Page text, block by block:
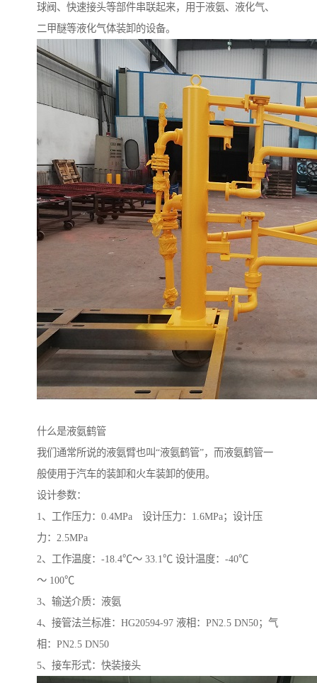
球阀、快速接头等部件串联起来，用于液氨、液化气、
二甲醚等液化气体装卸的设备。
什么是液氨鹤管
我们通常所说的液氨臂也叫“液氨鹤管”，而液氨鹤管一
般使用于汽车的装卸和火车装卸的使用。
设计参数：
1、工作压力：0.4MPa 设计压力：1.6MPa；设计压
力：2.5MPa
2、工作温度：-18.4℃～ 33.1℃ 设计温度：-40℃
～ 100℃
3、输送介质：液氨
4、接管法兰标准：HG20594-97 液相：PN2.5 DN50；气
相：PN2.5 DN50
5、接车形式：快装接头